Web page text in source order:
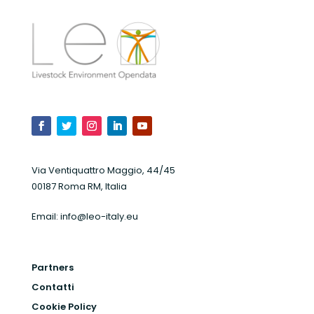
Via Ventiquattro Maggio, 44/45
00187 Roma RM, Italia
Email: info@leo-italy.eu
Partners
Contatti
Cookie Policy